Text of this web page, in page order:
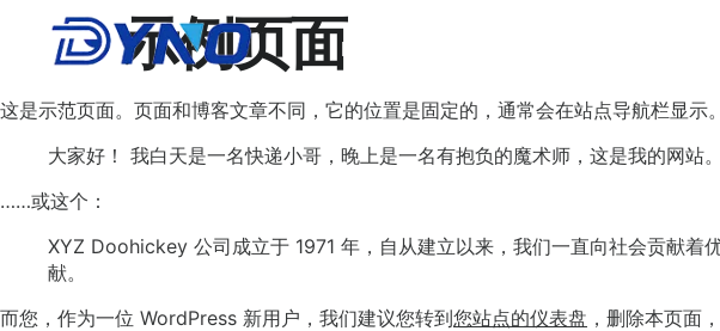
Home
示例页面
这是示范页面。页面和博客文章不同，它的位置是固定的，通常会在站点导航栏显
大家好！ 我白天是一名快递小哥，晚上是一名有抱负的魔术师，这是我的网站
……或这个：
XYZ Doohickey 公司成立于 1971 年，自从建立以来，我们一直向社会贡献
献。
而您，作为一位 WordPress 新用户，我们建议您转到您站点的仪表盘 ，删除本页面